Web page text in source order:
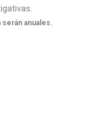
anuales.